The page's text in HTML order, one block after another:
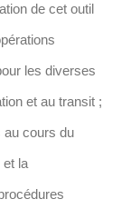
de cet outil
les diverses
et au transit ;
au cours du
et la